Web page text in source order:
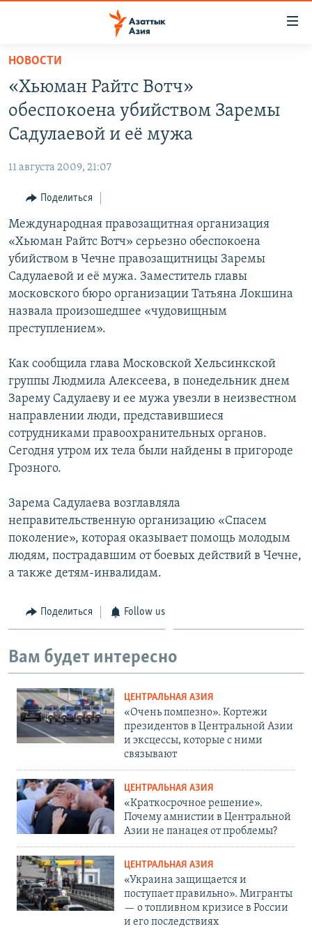
Вернуться
основному
содержанию
Вернутся
главной
навигации
Вернутся
поиску
КАЗАХСТАН
ТАДЖИКИСТАН
НОВОСТИ
ВОЙНА В УКРАИНЕ
ҚАЗАҚША
КЫРГЫЗЧА
ЎЗБЕКЧА
TÜRKMENÇE
Все сайты РСЕ/РС
НОВОСТИ
«Хьюман Райтс Вотч»
обеспокоена убийством Заремы
Садулаевой и её мужа
11 августа 2009, 21:07
Поделиться
Международная правозащитная организация
«Хьюман Райтс Вотч» серьезно обеспокоена
убийством в Чечне правозащитницы Заремы
Садулаевой и её мужа. Заместитель главы
московского бюро организации Татьяна Локшина
назвала произошедшее «чудовищным
преступлением».
Как сообщила глава Московской Хельсинкской
группы Людмила Алексеева, в понедельник днем
Зарему Садулаеву и ее мужа увезли в неизвестном
направлении люди, представившиеся
сотрудниками правоохранительных органов.
Сегодня утром их тела были найдены в пригороде
Грозного.
Зарема Садулаева возглавляла
неправительственную организацию «Спасем
поколение», которая оказывает помощь молодым
людям, пострадавшим от боевых действий в Чечне,
а также детям-инвалидам.
Поделиться Follow us
Вам будет интересно
ЦЕНТРАЛЬНАЯ АЗИЯ
«Очень помпезно». Кортежи
президентов в Центральной Азии
и эксцессы, которые с ними
связывают
ЦЕНТРАЛЬНАЯ АЗИЯ
«Краткосрочное решение».
Почему амнистии в Центральной
Азии не панацея от проблемы?
ЦЕНТРАЛЬНАЯ АЗИЯ
«Украина защищается и
поступает правильно». Мигранты
— о топливном кризисе в России
и его последствиях